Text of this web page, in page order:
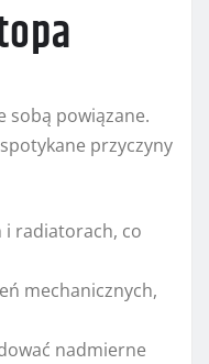
sobą powiązane.
przyczyny
i radiatorach, co
mechanicznych,
nadmierne